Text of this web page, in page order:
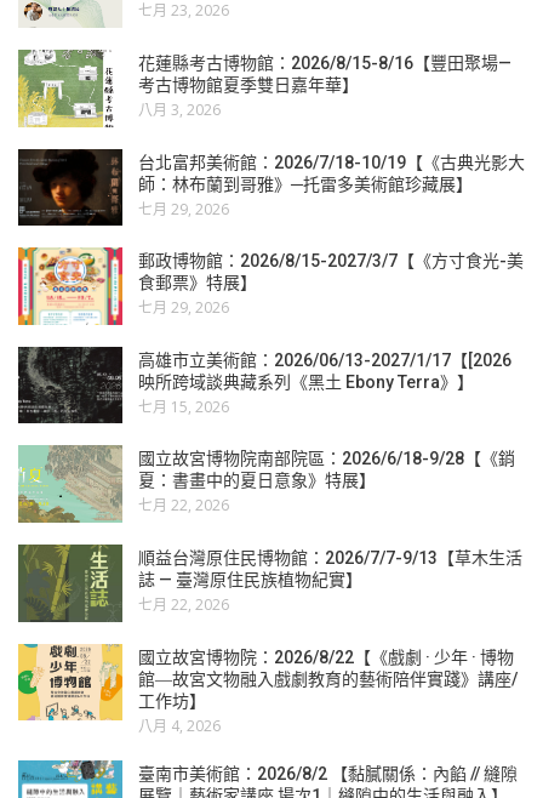
七月 23, 2026
花蓮縣考古博物館：2026/8/15-8/16【豐田聚場—
考古博物館夏季雙日嘉年華】
八月 3, 2026
台北富邦美術館：2026/7/18-10/19【《古典光影大
師：林布蘭到哥雅》─托雷多美術館珍藏展】
七月 29, 2026
郵政博物館：2026/8/15-2027/3/7【《方寸食光-美
食郵票》特展】
七月 29, 2026
高雄市立美術館：2026/06/13-2027/1/17【[2026
映所跨域談典藏系列《黑土 Ebony Terra》】
七月 15, 2026
國立故宮博物院南部院區：2026/6/18-9/28【《銷
夏：書畫中的夏日意象》特展】
七月 22, 2026
順益台灣原住民博物館：2026/7/7-9/13【草木生活
誌 — 臺灣原住民族植物紀實】
七月 22, 2026
國立故宮博物院：2026/8/22【《戲劇 · 少年 · 博物
館―故宮文物融入戲劇教育的藝術陪伴實踐》講座/
工作坊】
八月 4, 2026
臺南市美術館：2026/8/2 【黏膩關係：內餡 // 縫隙